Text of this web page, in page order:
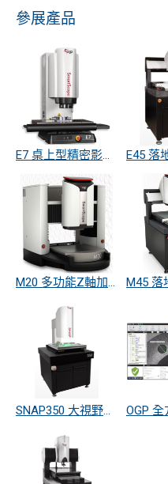
參展產品
M20 多功能Z軸加長精密測量儀
SNAP350 大視野影像測量儀